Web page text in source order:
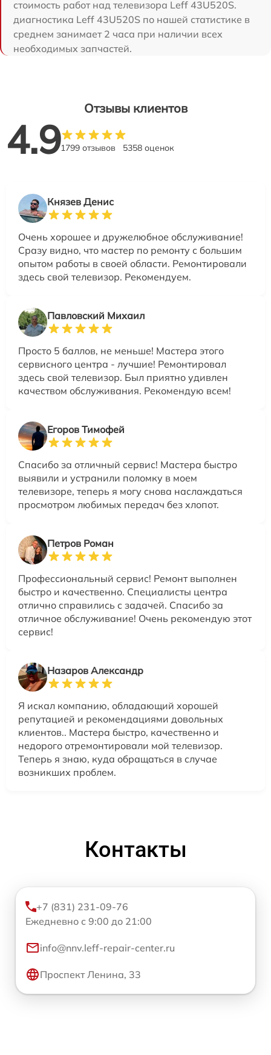
стоимость работ над телевизора Leff 43U520S.
диагностика Leff 43U520S по нашей статистике в
среднем занимает 2 часа при наличии всех
необходимых запчастей.
Отзывы клиентов
4.91799 отзывов 5358 оценок
Князев Денис
Очень хорошее и дружелюбное обслуживание!
Сразу видно, что мастер по ремонту с большим
опытом работы в своей области. Ремонтировали
здесь свой телевизор. Рекомендуем.
Павловский Михаил
Просто 5 баллов, не меньше! Мастера этого
сервисного центра - лучшие! Ремонтировал
здесь свой телевизор. Был приятно удивлен
качеством обслуживания. Рекомендую всем!
Егоров Тимофей
Спасибо за отличный сервис! Мастера быстро
выявили и устранили поломку в моем
телевизоре, теперь я могу снова наслаждаться
просмотром любимых передач без хлопот.
Петров Роман
Профессиональный сервис! Ремонт выполнен
быстро и качественно. Специалисты центра
отлично справились с задачей. Спасибо за
отличное обслуживание! Очень рекомендую этот
сервис!
Назаров Александр
Я искал компанию, обладающий хорошей
репутацией и рекомендациями довольных
клиентов.. Мастера быстро, качественно и
недорого отремонтировали мой телевизор.
Теперь я знаю, куда обращаться в случае
возникших проблем.
Контакты
+7 (831) 231-09-76
Ежедневно с 9:00 до 21:00
info@nnv.leff-repair-center.ru
Проспект Ленина, 33